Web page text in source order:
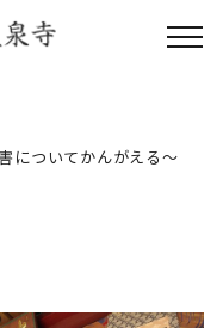
についてかんがえる～